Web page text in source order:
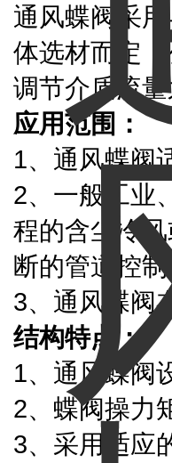
通风蝶阀采
体选材而定
调节介质流
应用范围：
1、通风蝶阀
2、一般工业
程的含尘冷
断的管道控
3、通风蝶阀
结构特点：
1、通风蝶阀
2、蝶阀操力
3、采用适应